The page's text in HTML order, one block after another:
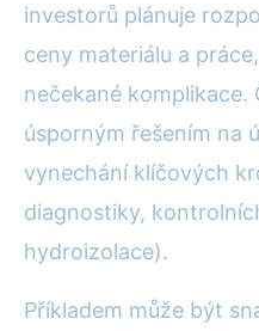
investorů plánuje
ceny materiálu a
nečekané komplikace.
úsporným řešením na
vynechání klíčových
diagnostiky,
hydroizolace).
Příkladem může být